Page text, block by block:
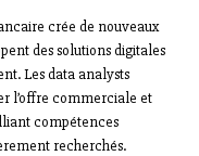
crée de nouveaux
des solutions digitales
Les data analysts
l’offre commerciale et
compétences
recherchés.